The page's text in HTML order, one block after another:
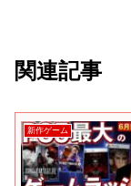
関連記事
新作ゲーム